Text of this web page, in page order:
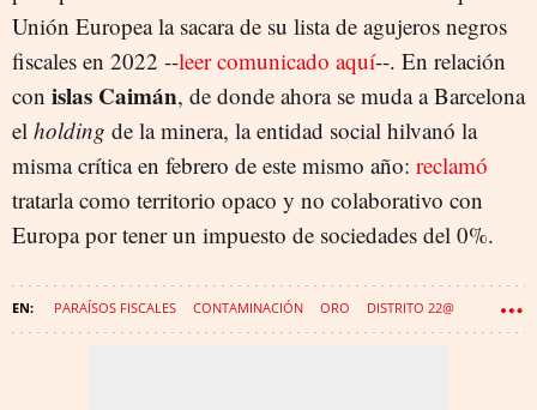
Unión Europea la sacara de su lista de agujeros negros
fiscales en 2022 --leer comunicado aquí--. En relación
con islas Caimán, de donde ahora se muda a Barcelona
el holding de la minera, la entidad social hilvanó la
misma crítica en febrero de este mismo año: reclamó
tratarla como territorio opaco y no colaborativo con
Europa por tener un impuesto de sociedades del 0%.
PARAÍSOS FISCALES CONTAMINACIÓN ORO DISTRITO 22@